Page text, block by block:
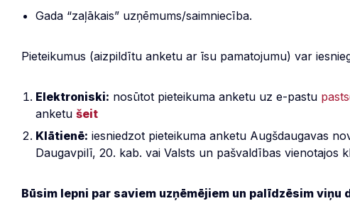
Gada “zaļākais” uzņēmums/saimniecība.
Pieteikumus (aizpildītu anketu ar īsu pamatojumu) var
Elektroniski: nosūtot pieteikuma anketu uz e-pastu
anketu šeit
Klātienē: iesniedzot pieteikuma anketu Augšdaugavas
Daugavpilī, 20. kab. vai Valsts un pašvaldības vienotajos
Būsim lepni par saviem uzņēmējiem un palīdzēsim viņu